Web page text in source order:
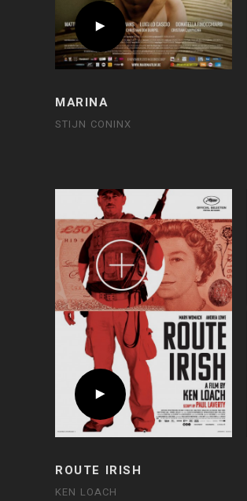
MARINA
STIJN CONINX
ROUTE IRISH
KEN LOACH